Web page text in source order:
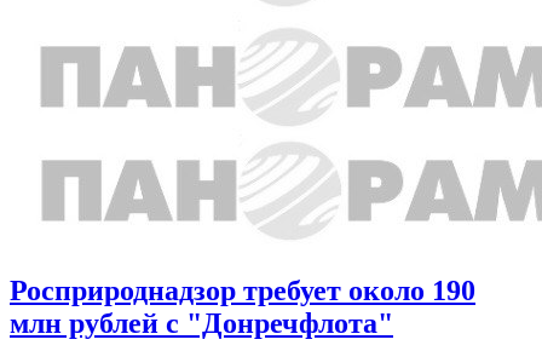
Росприроднадзор требует около 190
млн рублей с "Донречфлота"